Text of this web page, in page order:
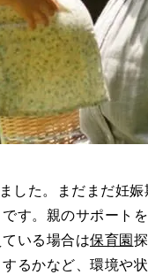
した。まだまだ妊
す。親のサポート
いる場合は保育園
るかなど、環境や